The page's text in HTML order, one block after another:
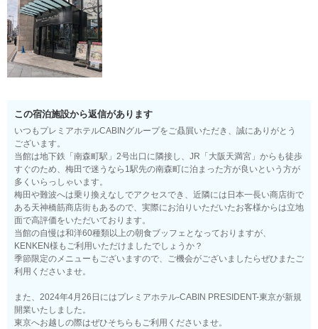
この宿泊施設から返信があります
いつもプレミアホテルCABINグループをご贔屓いただき、誠にありがとう
ございます。
当館は地下鉄「南森町駅」2号出口に隣接し、JR「大阪天満宮」からも徒歩
すぐのため、梅田で迷うなら1駅先の南森町に泊まった方が良いという方が
多くいらっしゃいます。
梅田や難波へは乗り換えなしでアクセスでき、近隣には日本一長い商店街で
ある天神橋筋商店街もあるので、実際にお泊りいただいたお客様からは立地
面で高評価をいただいております。
当館の自慢は和洋60種類以上の朝食ブッフェとなっておりますが、
KENKEN様もご利用いただけましたでしょうか？
季節限定のメニューもございますので、ご機会がございましたらぜひまたご
利用くださいませ。
また、2024年4月26日にはプレミアホテル-CABIN PRESIDENT-東京が新規
開業いたしました。
東京へお越しの際はぜひそちらもご利用くださいませ。